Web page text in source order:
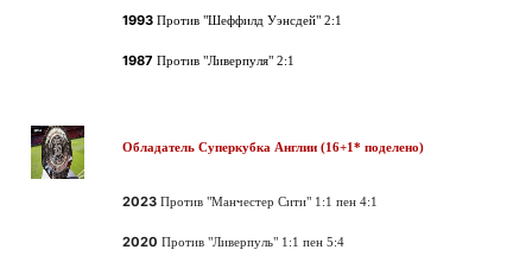
1993 Против "Шеффилд Уэнсдей" 2:1
1987 Против "Ливерпуля" 2:1
Обладатель Суперкубка Англии (16+1* поделено)
2023 Против "Манчестер Сити" 1:1 пен 4:1
2020 Против "Ливерпуль" 1:1 пен 5:4